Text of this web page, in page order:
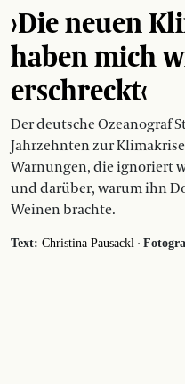
›Die neuen
haben mich
erschreckt‹
Der deutsche Ozeanograf
Jahrzehnten zur
Warnungen, die ignoriert
und darüber, warum ihn
Weinen brachte.
Text: Christina Pausackl ·